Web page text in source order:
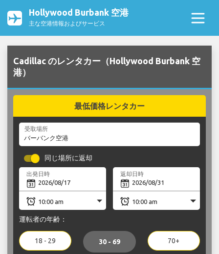
Hollywood Burbank 空港
主な空港情報およびサービス
Cadillac のレンタカー（Hollywood Burbank 空
港）
最低価格レンタカー
受取場所
同じ場所に返却
出発日時 返却日時
運転者の年齢：
18 - 29 30 - 69 70+